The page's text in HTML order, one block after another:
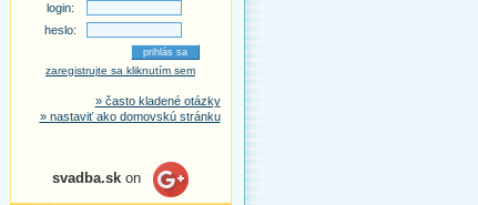
login:
heslo:
zaregistrujte sa kliknutím sem
» často kladené otázky
» nastaviť ako domovskú stránku
svadba.sk on